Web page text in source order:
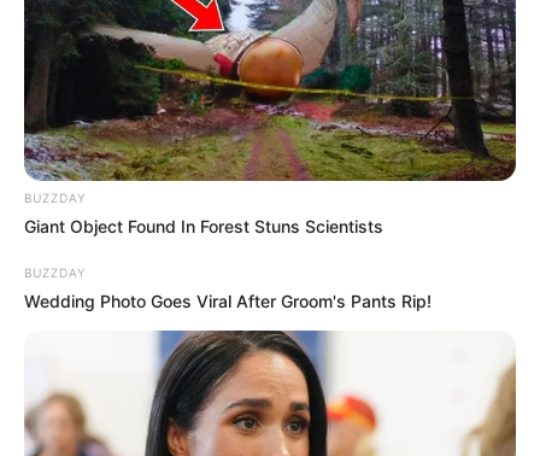
BUZZDAY
Giant Object Found In Forest Stuns Scientists
BUZZDAY
Wedding Photo Goes Viral After Groom's Pants Rip!